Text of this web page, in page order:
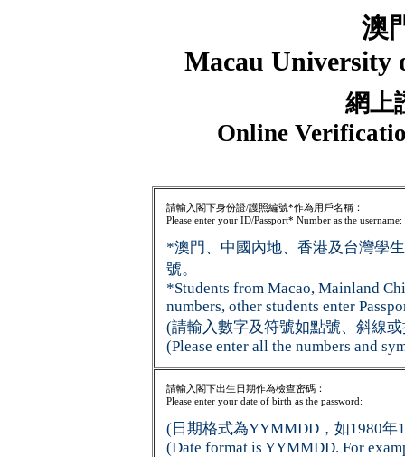
澳
Macau University
網上
Online
請輸入閣下身份證/護照編號*作為用戶名稱：
Please enter your ID/Passport* Number as the username:
*澳門、中國內地、香港及台灣學
號。
*Students from Macao, Mainland
numbers, other students enter
(請輸入數字及符號如點號、斜線
(Please enter all the numbers and
請輸入閣下出生日期作為檢查密碼：
Please enter your date of birth as the password:
(日期格式為YYMMDD，如1980年
(Date format is YYMMDD. For